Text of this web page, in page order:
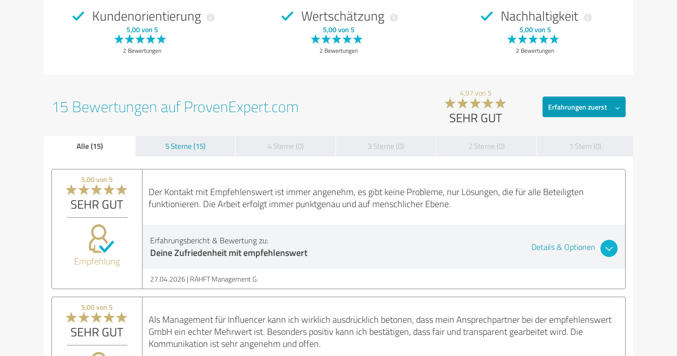
Kundenorientierung
5,00 von 5
2 Bewertungen
Wertschätzung
5,00 von 5
2 Bewertungen
Nachhaltigkeit
5,00 von 5
2 Bewertungen
15 Bewertungen auf ProvenExpert.com
4,97 von 5
SEHR GUT
Erfahrungen zuerst
Alle (15) 5 Sterne (15) 4 Sterne (0) 3 Sterne (0) 2 Sterne (0) 1 Stern (0)
5,00 von 5
SEHR GUT
Empfehlung
Der Kontakt mit Empfehlenswert ist immer angenehm, es gibt keine Probleme, nur Lösungen, die für alle Beteiligten
funktionieren. Die Arbeit erfolgt immer punktgenau und auf menschlicher Ebene.
Erfahrungsbericht & Bewertung zu:
Deine Zufriedenheit mit empfehlenswert Details & Optionen
27.04.2026 RAHFT Management G.
5,00 von 5
SEHR GUT
Als Management für Influencer kann ich wirklich ausdrücklich betonen, dass mein Ansprechpartner bei der empfehlenswert
GmbH ein echter Mehrwert ist. Besonders positiv kann ich bestätigen, dass fair und transparent gearbeitet wird. Die
Kommunikation ist sehr angenehm und offen.